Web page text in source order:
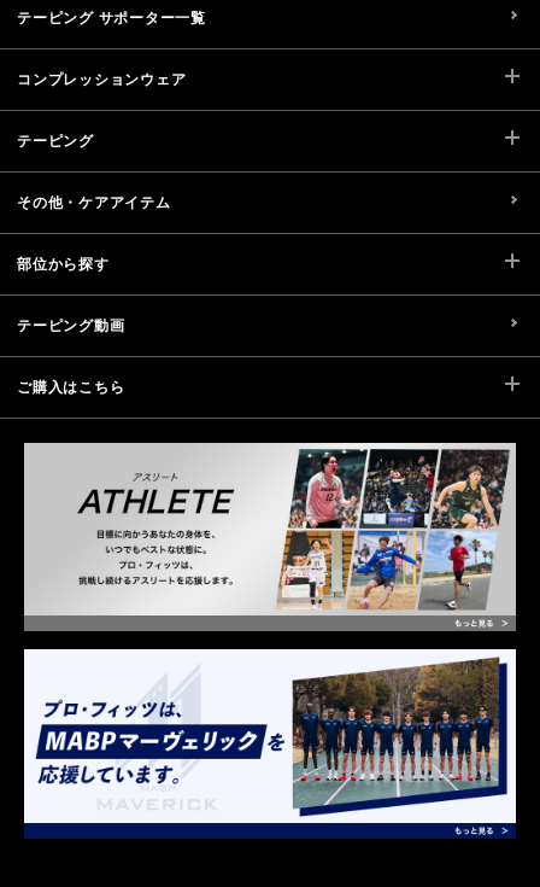
テーピング サポーター一覧
コンプレッションウェア
テーピング
その他・ケアアイテム
部位から探す
テーピング動画
ご購入はこちら